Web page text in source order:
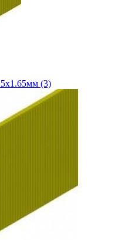
(3)